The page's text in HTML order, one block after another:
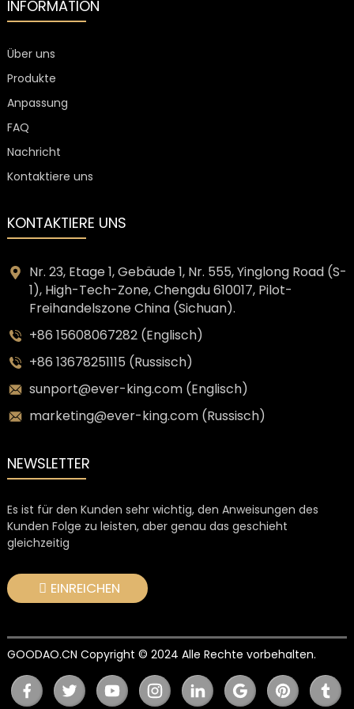
INFORMATION
Über uns
Produkte
Anpassung
FAQ
Nachricht
Kontaktiere uns
KONTAKTIERE UNS
Nr. 23, Etage 1, Gebäude 1, Nr. 555, Yinglong Road (S-
1), High-Tech-Zone, Chengdu 610017, Pilot-
Freihandelszone China (Sichuan).
+86 15608067282 (Englisch)
+86 13678251115 (Russisch)
sunport@ever-king.com (Englisch)
marketing@ever-king.com (Russisch)
NEWSLETTER
Es ist für den Kunden sehr wichtig, den Anweisungen des
Kunden Folge zu leisten, aber genau das geschieht
gleichzeitig
EINREICHEN
GOODAO.CN Copyright © 2024 Alle Rechte vorbehalten.